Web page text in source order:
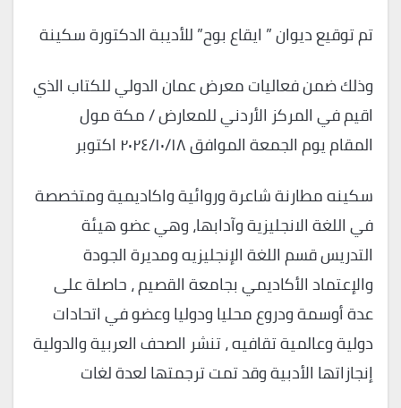
تم توقيع ديوان ” ايقاع بوح” للأديبة الدكتورة سكينة
وذلك ضمن فعاليات معرض عمان الدولي للكتاب الذي
اقيم في المركز الأردني للمعارض / مكة مول
المقام يوم الجمعة الموافق ٢٠٢٤/١٠/١٨ اكتوبر
سكينه مطارنة شاعرة وروائية واكاديمية ومتخصصة
في اللغة الانجليزية وآدابها، وهي عضو هيئة
التدريس قسم اللغة الإنجليزيه ومديرة الجودة
والإعتماد الأكاديمي بجامعة القصيم ، حاصلة على
عدة أوسمة ودروع محليا ودوليا وعضو في اتحادات
دولية وعالمية تقافيه ، تنشر الصحف العربية والدولية
إنجازاتها الأدبية وقد تمت ترجمتها لعدة لغات